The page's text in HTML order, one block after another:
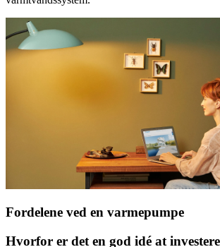
Fordelene ved en varmepumpe
Hvorfor er det en god idé at